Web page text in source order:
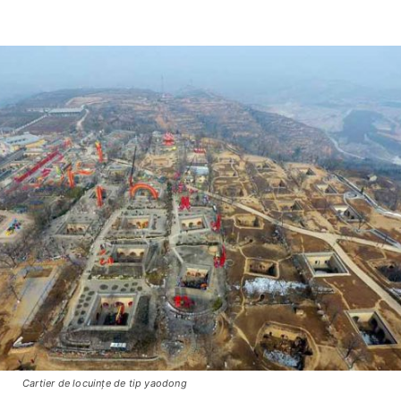
Cartier de locuinţe de tip yaodong